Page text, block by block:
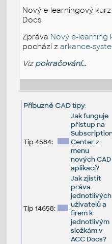
Nový e-learningový
Docs
Zpráva Nový e-learning
pochází zarkance-
Viz pokračování...
Příbuzné CAD tipy:
Tip 4584:
Jak funguje
přístup na
Center z
menu
nových CAD
aplikací?
Tip 14658:
Jak zjistit
práva
jednotlivých
uživatelů a
firem k
jednotlivým
složkám v
ACC Docs?